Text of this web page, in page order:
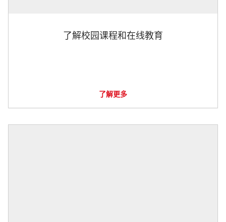
了解校园课程和在线教育
了解更多